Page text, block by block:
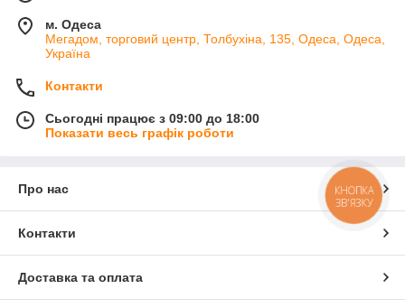
м. Одеса
Мегадом, торговий центр, Толбухіна, 135, Одеса, Одеса,
Україна
Контакти
Сьогодні працює з 09:00 до 18:00
Показати весь графік роботи
Про нас
Контакти
Доставка та оплата
КНОПКА
ЗВ'ЯЗКУ